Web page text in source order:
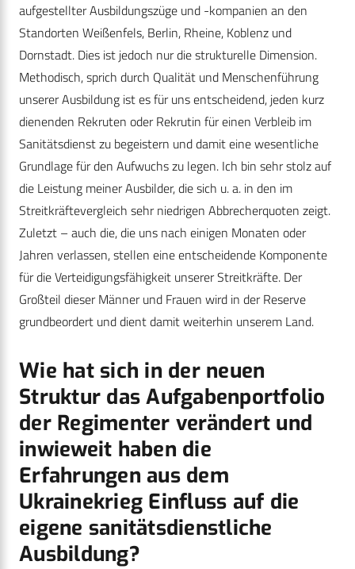
aufgestellter Ausbildungszüge und -kompanien an den
Standorten Weißenfels, Berlin, Rheine, Koblenz und
Dornstadt. Dies ist jedoch nur die strukturelle Dimension.
Methodisch, sprich durch Qualität und Menschenführung
unserer Ausbildung ist es für uns entscheidend, jeden kurz
dienenden Rekruten oder Rekrutin für einen Verbleib im
Sanitätsdienst zu begeistern und damit eine wesentliche
Grundlage für den Aufwuchs zu legen. Ich bin sehr stolz auf
die Leistung meiner Ausbilder, die sich u. a. in den im
Streitkräftevergleich sehr niedrigen Abbrecherquoten zeigt.
Zuletzt – auch die, die uns nach einigen Monaten oder
Jahren verlassen, stellen eine entscheidende Komponente
für die Verteidigungsfähigkeit unserer Streitkräfte. Der
Großteil dieser Männer und Frauen wird in der Reserve
grundbeordert und dient damit weiterhin unserem Land.
Wie hat sich in der neuen
Struktur das Aufgabenportfolio
der Regimenter verändert und
inwieweit haben die
Erfahrungen aus dem
Ukrainekrieg Einfluss auf die
eigene sanitätsdienstliche
Ausbildung?